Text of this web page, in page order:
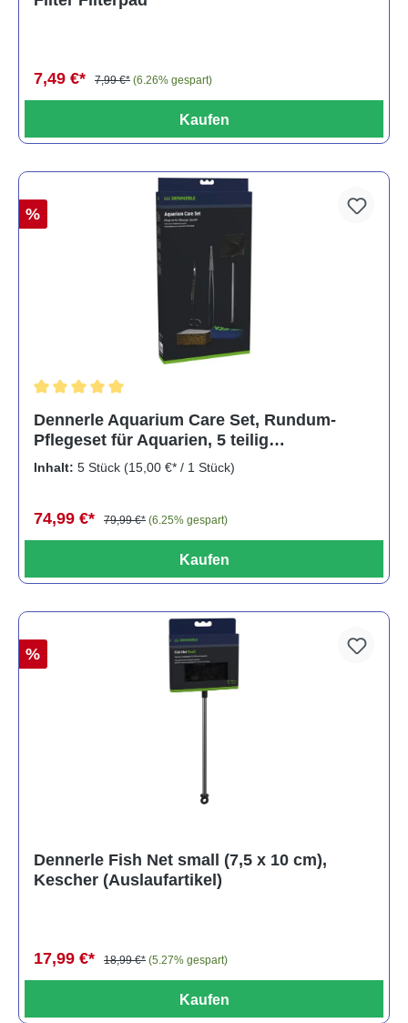
7,49 €* 7,99 €* (6.26% gespart)
Kaufen
%
Dennerle Aquarium Care Set, Rundum-
Pflegeset für Aquarien, 5 teilig
(Auslaufartikel)
Inhalt: 5 Stück (15,00 €* / 1 Stück)
74,99 €* 79,99 €* (6.25% gespart)
Kaufen
%
Dennerle Fish Net small (7,5 x 10 cm),
Kescher (Auslaufartikel)
17,99 €* 18,99 €* (5.27% gespart)
Kaufen